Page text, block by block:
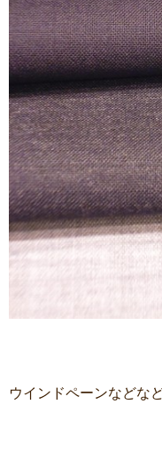
ウインドペーンなどな